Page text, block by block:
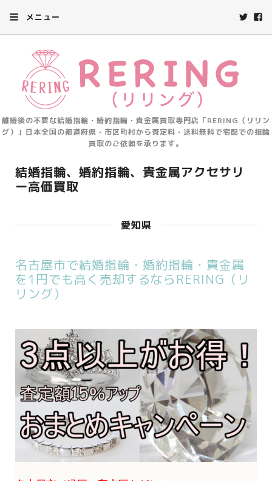
メニュー
離婚後の不要な結婚指輪・婚約指輪・貴金属買取専門店「RERING（リリン
グ）」日本全国の都道府県・市区町村から査定料・送料無料で宅配での指輪
買取のご依頼を承ります。
結婚指輪、婚約指輪、貴金属アクセサリ
ー高価買取
愛知県
名古屋市で結婚指輪・婚約指輪・貴金属
を1円でも高く売却するならRERING（リ
リング）